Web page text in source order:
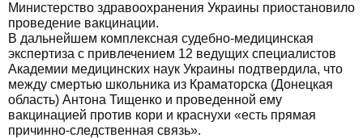
Министерство здравоохранения Украины приостановило
проведение вакцинации.
В дальнейшем комплексная судебно-медицинская
экспертиза с привлечением 12 ведущих специалистов
Академии медицинских наук Украины подтвердила, что
между смертью школьника из Краматорска (Донецкая
область) Антона Тищенко и проведенной ему
вакцинацией против кори и краснухи «есть прямая
причинно-следственная связь».